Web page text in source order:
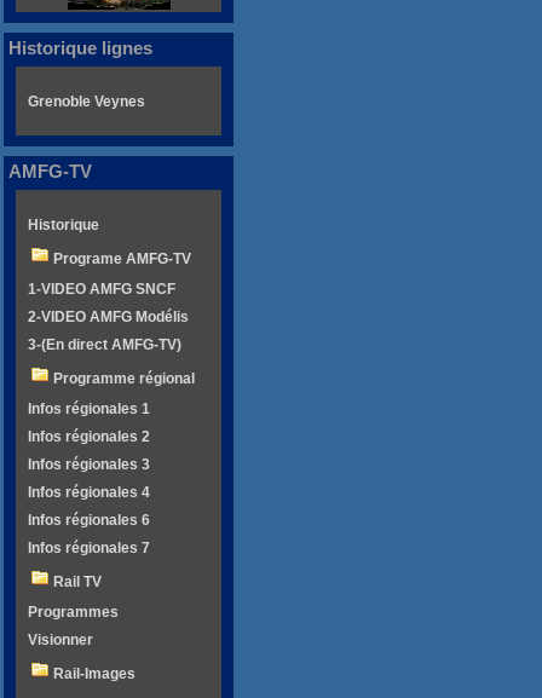
Historique lignes
Grenoble Veynes
AMFG-TV
Historique
Programe AMFG-TV
1-VIDEO AMFG SNCF
2-VIDEO AMFG Modélis
3-(En direct AMFG-TV)
Programme régional
Infos régionales 1
Infos régionales 2
Infos régionales 3
Infos régionales 4
Infos régionales 6
Infos régionales 7
Rail TV
Programmes
Visionner
Rail-Images